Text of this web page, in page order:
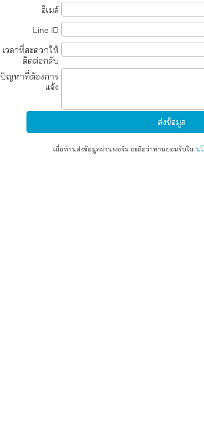
อีเมล์
Line ID
เวลาที่สะดวกให้
ติดต่อกลับ
ปัญหาที่ต้องการ
แจ้ง
เมื่อท่านส่งข้อมูลผ่านฟอร์ม จะถือว่าท่านยอมรับในน